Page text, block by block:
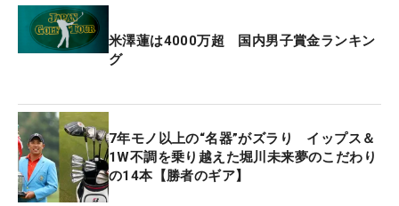
堀川プロデュースの一番の特徴は香りだ。「レーヴ
高い香りを使用しています」。その香りはピオニー
を選んだ。「集中力やリラックス効果があり、夜も
けっこう寝られます。お風呂上りは部屋にも香りが
残るぐらい。日焼け止めは、ラウンド中の汗臭さも
米澤蓮は4000万超 国内男子賞金ランキン
グ
7年モノ以上の“名器”がズラり イップス＆
1W不調を乗り越えた堀川未来夢のこだわり
の14本【勝者のギア】